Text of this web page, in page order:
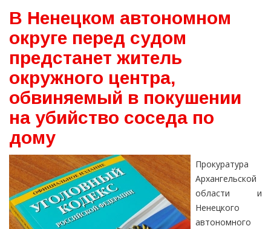
В Ненецком автономном
округе перед судом
предстанет житель
окружного центра,
обвиняемый в покушении
на убийство соседа по
дому
Прокуратура
Архангельской
области и
Ненецкого
автономного